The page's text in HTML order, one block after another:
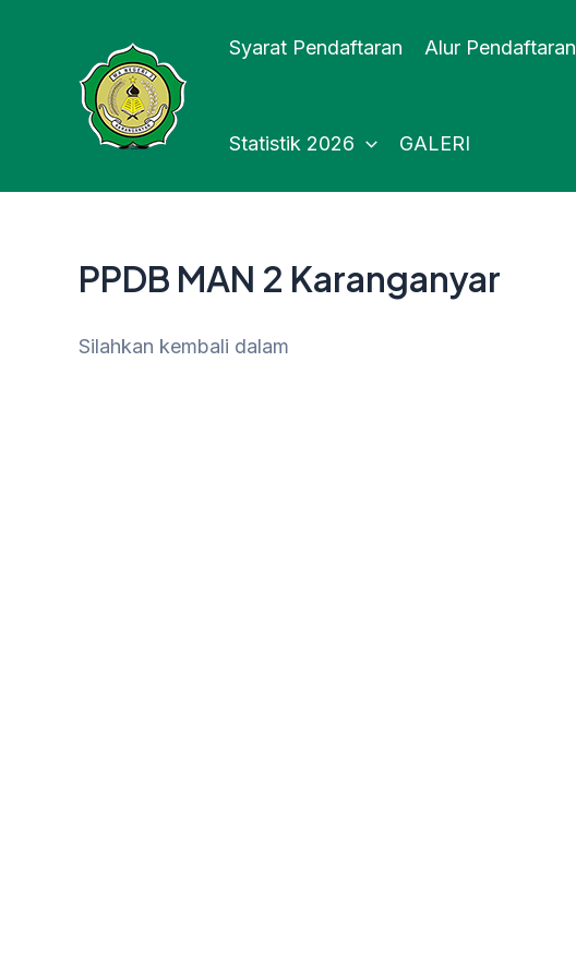
Syarat Pendaftaran Alur Pendaftaran
Statistik 2026 GALERI
PPDB MAN 2 Karanganyar
Silahkan kembali dalam